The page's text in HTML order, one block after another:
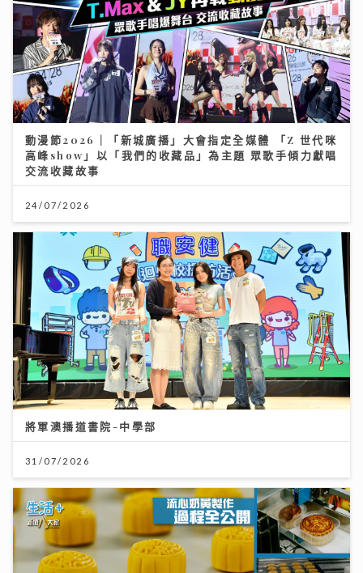
動漫節2026｜「新城廣播」大會指定全媒體 「Z 世代咪
高峰show」以「我們的收藏品」為主題 眾歌手傾力獻唱
交流收藏故事
24/07/2026
將軍澳播道書院-中學部
31/07/2026